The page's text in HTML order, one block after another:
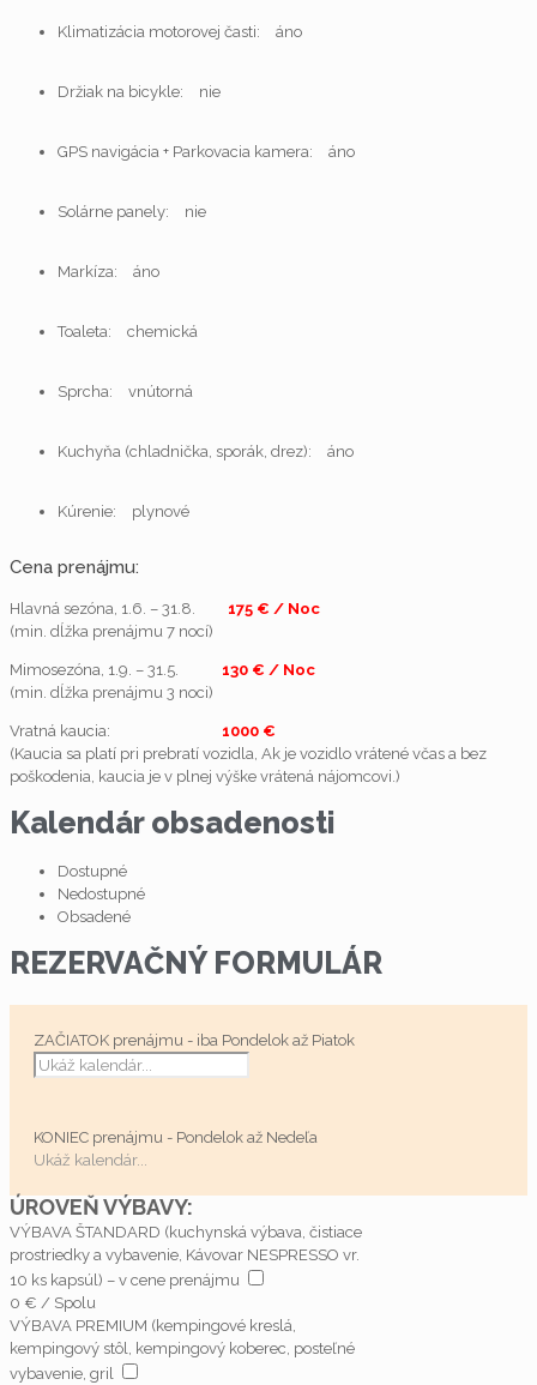
Klimatizácia motorovej časti: áno
Držiak na bicykle: nie
GPS navigácia + Parkovacia kamera: áno
Solárne panely: nie
Markíza: áno
Toaleta: chemická
Sprcha: vnútorná
Kuchyňa (chladnička, sporák, drez): áno
Kúrenie: plynové
Cena prenájmu:
Hlavná sezóna, 1.6. – 31.8. 175 € / Noc
(min. dĺžka prenájmu 7 nocí)
Mimosezóna, 1.9. – 31.5. 130 € / Noc
(min. dĺžka prenájmu 3 noci)
Vratná kaucia:
1000 €
(Kaucia sa platí pri prebratí vozidla, Ak je vozidlo vrátené včas a bez
poškodenia, kaucia je v plnej výške vrátená nájomcovi.)
Kalendár obsadenosti
Dostupné
Nedostupné
Obsadené
REZERVAČNÝ FORMULÁR
ZAČIATOK prenájmu - iba Pondelok až Piatok
KONIEC prenájmu - Pondelok až Nedeľa
ÚROVEŇ VÝBAVY:
VÝBAVA ŠTANDARD (kuchynská výbava, čistiace
prostriedky a vybavenie, Kávovar NESPRESSO vr.
10 ks kapsúl) – v cene prenájmu
0 € / Spolu
VÝBAVA PREMIUM (kempingové kreslá,
kempingový stôl, kempingový koberec, posteľné
vybavenie, gril